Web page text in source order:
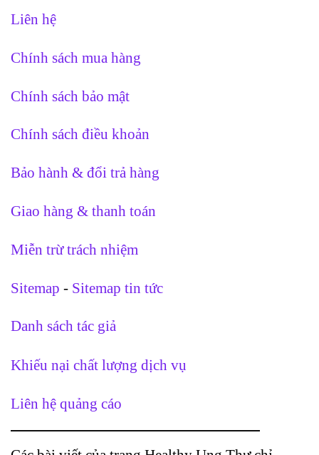
Liên hệ
Chính sách mua hàng
Chính sách bảo mật
Chính sách điều khoản
Bảo hành & đổi trả hàng
Giao hàng & thanh toán
Miễn trừ trách nhiệm
Sitemap - Sitemap tin tức
Danh sách tác giả
Khiếu nại chất lượng dịch vụ
Liên hệ quảng cáo